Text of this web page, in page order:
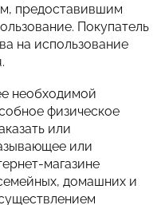
предоставившим
Покупатель
на использование
необходимой
физическое
или
или
магазине
домашних и